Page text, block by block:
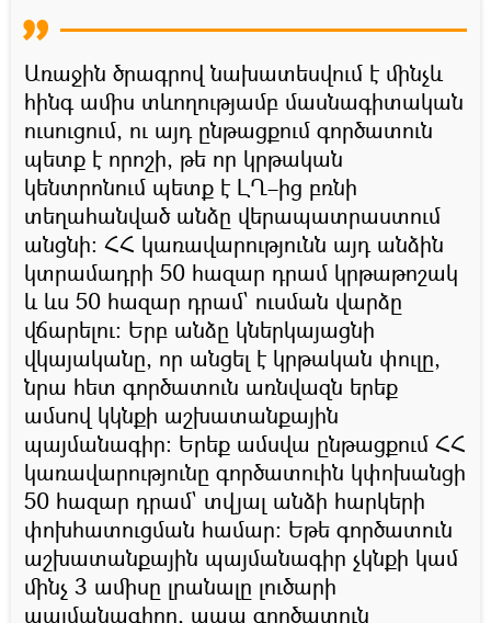
Առաջին ծրագրով նախատեսվում է մինչև
հինգ ամիս տևողությամբ մասնագիտական
ուսուցում, ու այդ ընթացքում գործատուն
պետք է որոշի, թե որ կրթական
կենտրոնում պետք է ԼՂ–ից բռնի
տեղահանված անձը վերապատրաստում
անցնի։ ՀՀ կառավարությունն այդ անձին
կտրամադրի 50 հազար դրամ կրթաթոշակ
և ևս 50 հազար դրամ` ուսման վարձը
վճարելու։ Երբ անձը կներկայացնի
վկայականը, որ անցել է կրթական փուլը,
նրա հետ գործատուն առնվազն երեք
ամսով կկնքի աշխատանքային
պայմանագիր։ Երեք ամսվա ընթացքում ՀՀ
կառավարությունը գործատուին կփոխանցի
50 հազար դրամ` տվյալ անձի հարկերի
փոխհատուցման համար։ Եթե գործատուն
աշխատանքային պայմանագիր չկնքի կամ
մինչ 3 ամիսը լրանալը լուծարի
պայմանագիրը, ապա գործատուն